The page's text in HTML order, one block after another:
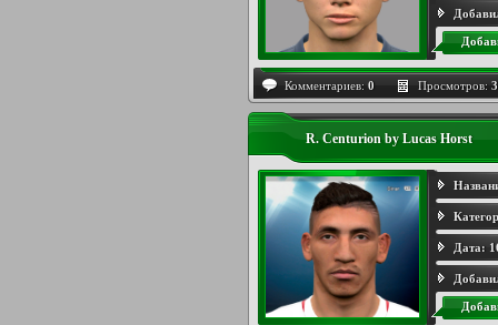
Комментариев: 0 Просмотров:
R. Centurion by Lucas Horst
Дата: